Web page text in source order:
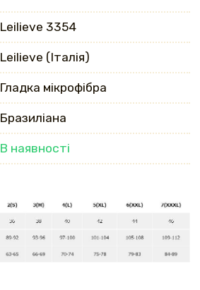
Leilieve 3354
Leilieve (Італія)
Гладка мікрофібра
Бразиліана
В наявності